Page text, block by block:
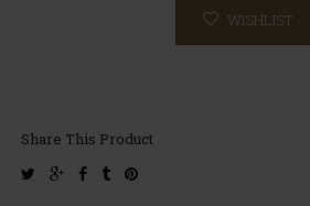
WISHLIST
Share This Product
twittergoogle-facebook
tumblrpinterest